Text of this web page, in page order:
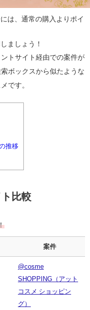
は、通常の購入より ポイ
ましょう！
トサイト経由での案件が
ボックスから似たような
です。
推移
ト比較
案件
@cosme
SHOPPING（アット
コスメ ショッピン
グ）